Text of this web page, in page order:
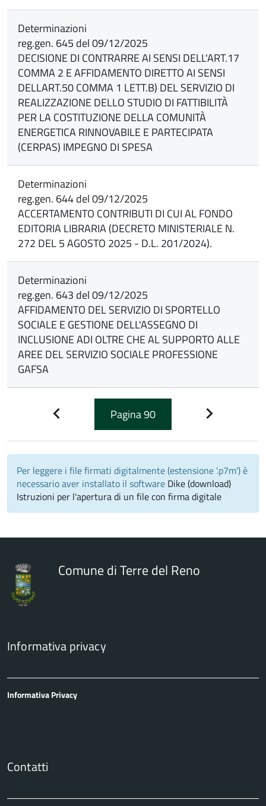
Determinazioni
reg.gen. 645 del 09/12/2025
DECISIONE DI CONTRARRE AI SENSI DELL'ART.17
COMMA 2 E AFFIDAMENTO DIRETTO AI SENSI
DELLART.50 COMMA 1 LETT.B) DEL SERVIZIO DI
REALIZZAZIONE DELLO STUDIO DI FATTIBILITÀ
PER LA COSTITUZIONE DELLA COMUNITÀ
ENERGETICA RINNOVABILE E PARTECIPATA
(CERPAS) IMPEGNO DI SPESA
Determinazioni
reg.gen. 644 del 09/12/2025
ACCERTAMENTO CONTRIBUTI DI CUI AL FONDO
EDITORIA LIBRARIA (DECRETO MINISTERIALE N.
272 DEL 5 AGOSTO 2025 - D.L. 201/2024).
Determinazioni
reg.gen. 643 del 09/12/2025
AFFIDAMENTO DEL SERVIZIO DI SPORTELLO
SOCIALE E GESTIONE DELL'ASSEGNO DI
INCLUSIONE ADI OLTRE CHE AL SUPPORTO ALLE
AREE DEL SERVIZIO SOCIALE PROFESSIONE
GAFSA
Pagina90
Per leggere i file firmati digitalmente (estensione '.p7m') è
necessario aver installato il software Dike (download)
Istruzioni per l'apertura di un file con firma digitale
Comune di Terre del Reno
Informativa privacy
Informativa Privacy
Contatti